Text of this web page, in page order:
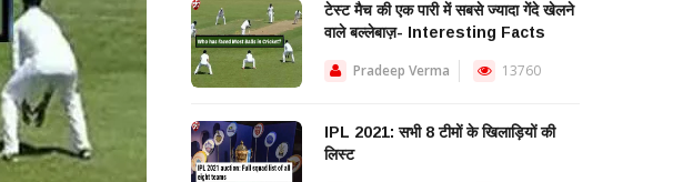
टेस्ट मैच की एक पारी में सबसे ज्यादा गेंदे खेलने
वाले बल्लेबाज़- Interesting Facts
Pradeep Verma 13760
IPL 2021: सभी 8 टीमों के खिलाड़ियों की
लिस्ट